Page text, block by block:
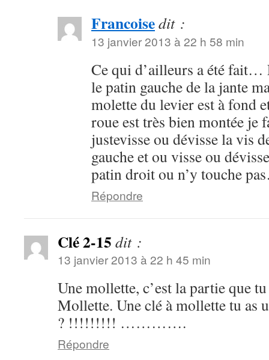
Francoisedit :
13 janvier 2013 à 22 h 58 min
Ce qui d’ailleurs a été
le patin gauche de la jante
molette du levier est à fond
roue est très bien montée je
justevisse ou dévisse la vis
gauche et ou visse ou
patin droit ou n’y touche
Répondre
Clé 2-15 dit :
13 janvier 2013 à 22 h 45 min
Une mollette, c’est la partie que
Mollette. Une clé à mollette tu as
? !!!!!!!!! ………….
Répondre